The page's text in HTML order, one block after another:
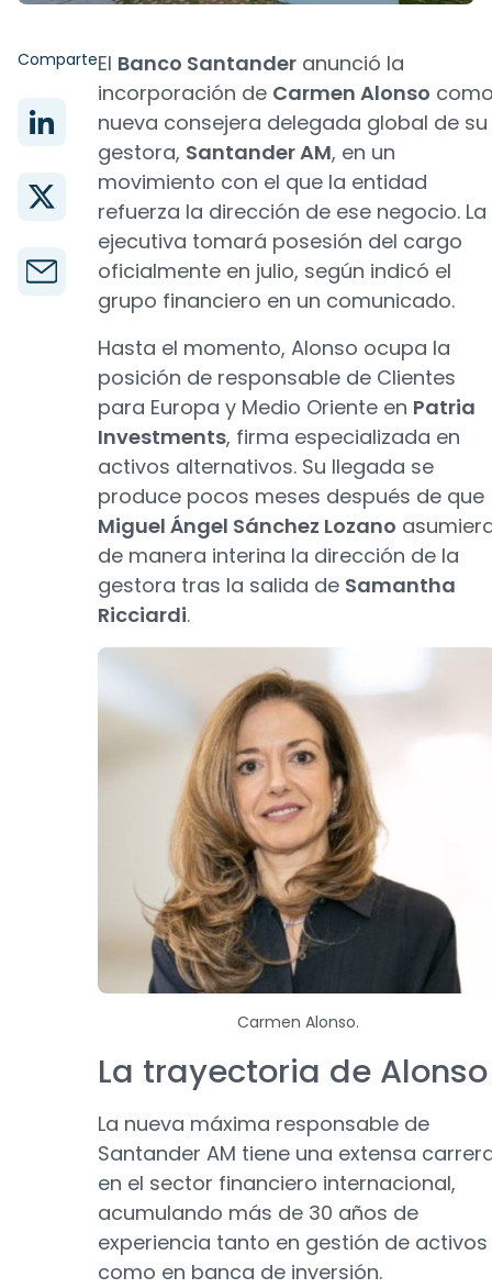
ComparteEl Banco Santander anunció la
incorporación de Carmen Alonso
nueva consejera delegada global de su
gestora, Santander AM, en un
movimiento con el que la entidad
refuerza la dirección de ese negocio. La
ejecutiva tomará posesión del cargo
oficialmente en julio, según indicó el
grupo financiero en un comunicado.
Hasta el momento, Alonso ocupa la
posición de responsable de Clientes
para Europa y Medio Oriente en Patria
Investments, firma especializada en
activos alternativos. Su llegada se
produce pocos meses después de que
Miguel Ángel Sánchez Lozano
de manera interina la dirección de la
gestora tras la salida de Samantha
Ricciardi.
Carmen Alonso.
La trayectoria de Alonso
La nueva máxima responsable de
Santander AM tiene una extensa
en el sector financiero internacional,
acumulando más de 30 años de
experiencia tanto en gestión de activos
como en banca de inversión.